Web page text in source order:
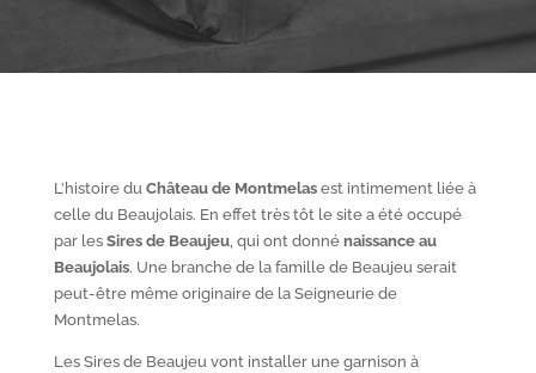
L’histoire duChâteau de Montmelasest intimement liée à
celle du Beaujolais. En effet très tôt le site a été occupé
par les Sires de Beaujeu, qui ont donné naissance au
Beaujolais. Une branche de la famille de Beaujeu serait
peut-être même originaire de la Seigneurie de
Montmelas.
Les Sires de Beaujeu vont installer une garnison à